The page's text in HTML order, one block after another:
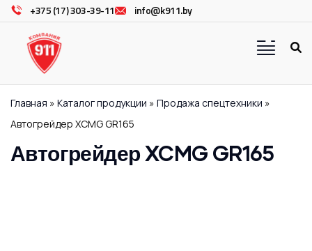
+375 (17) 303-39-11 info@k911.by
Главная » Каталог продукции » Продажа спецтехники »
Автогрейдер XCMG GR165
Автогрейдер XCMG GR165